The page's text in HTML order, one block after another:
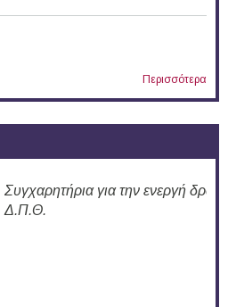
Περισσότερα
την ενεργή δράση σας στο